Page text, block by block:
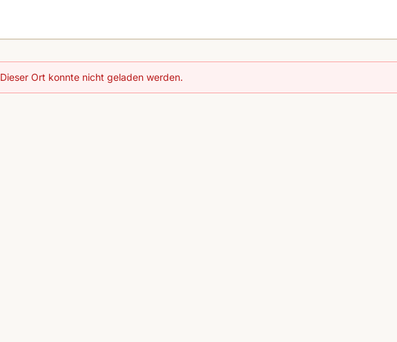
Dieser Ort konnte nicht geladen werden.